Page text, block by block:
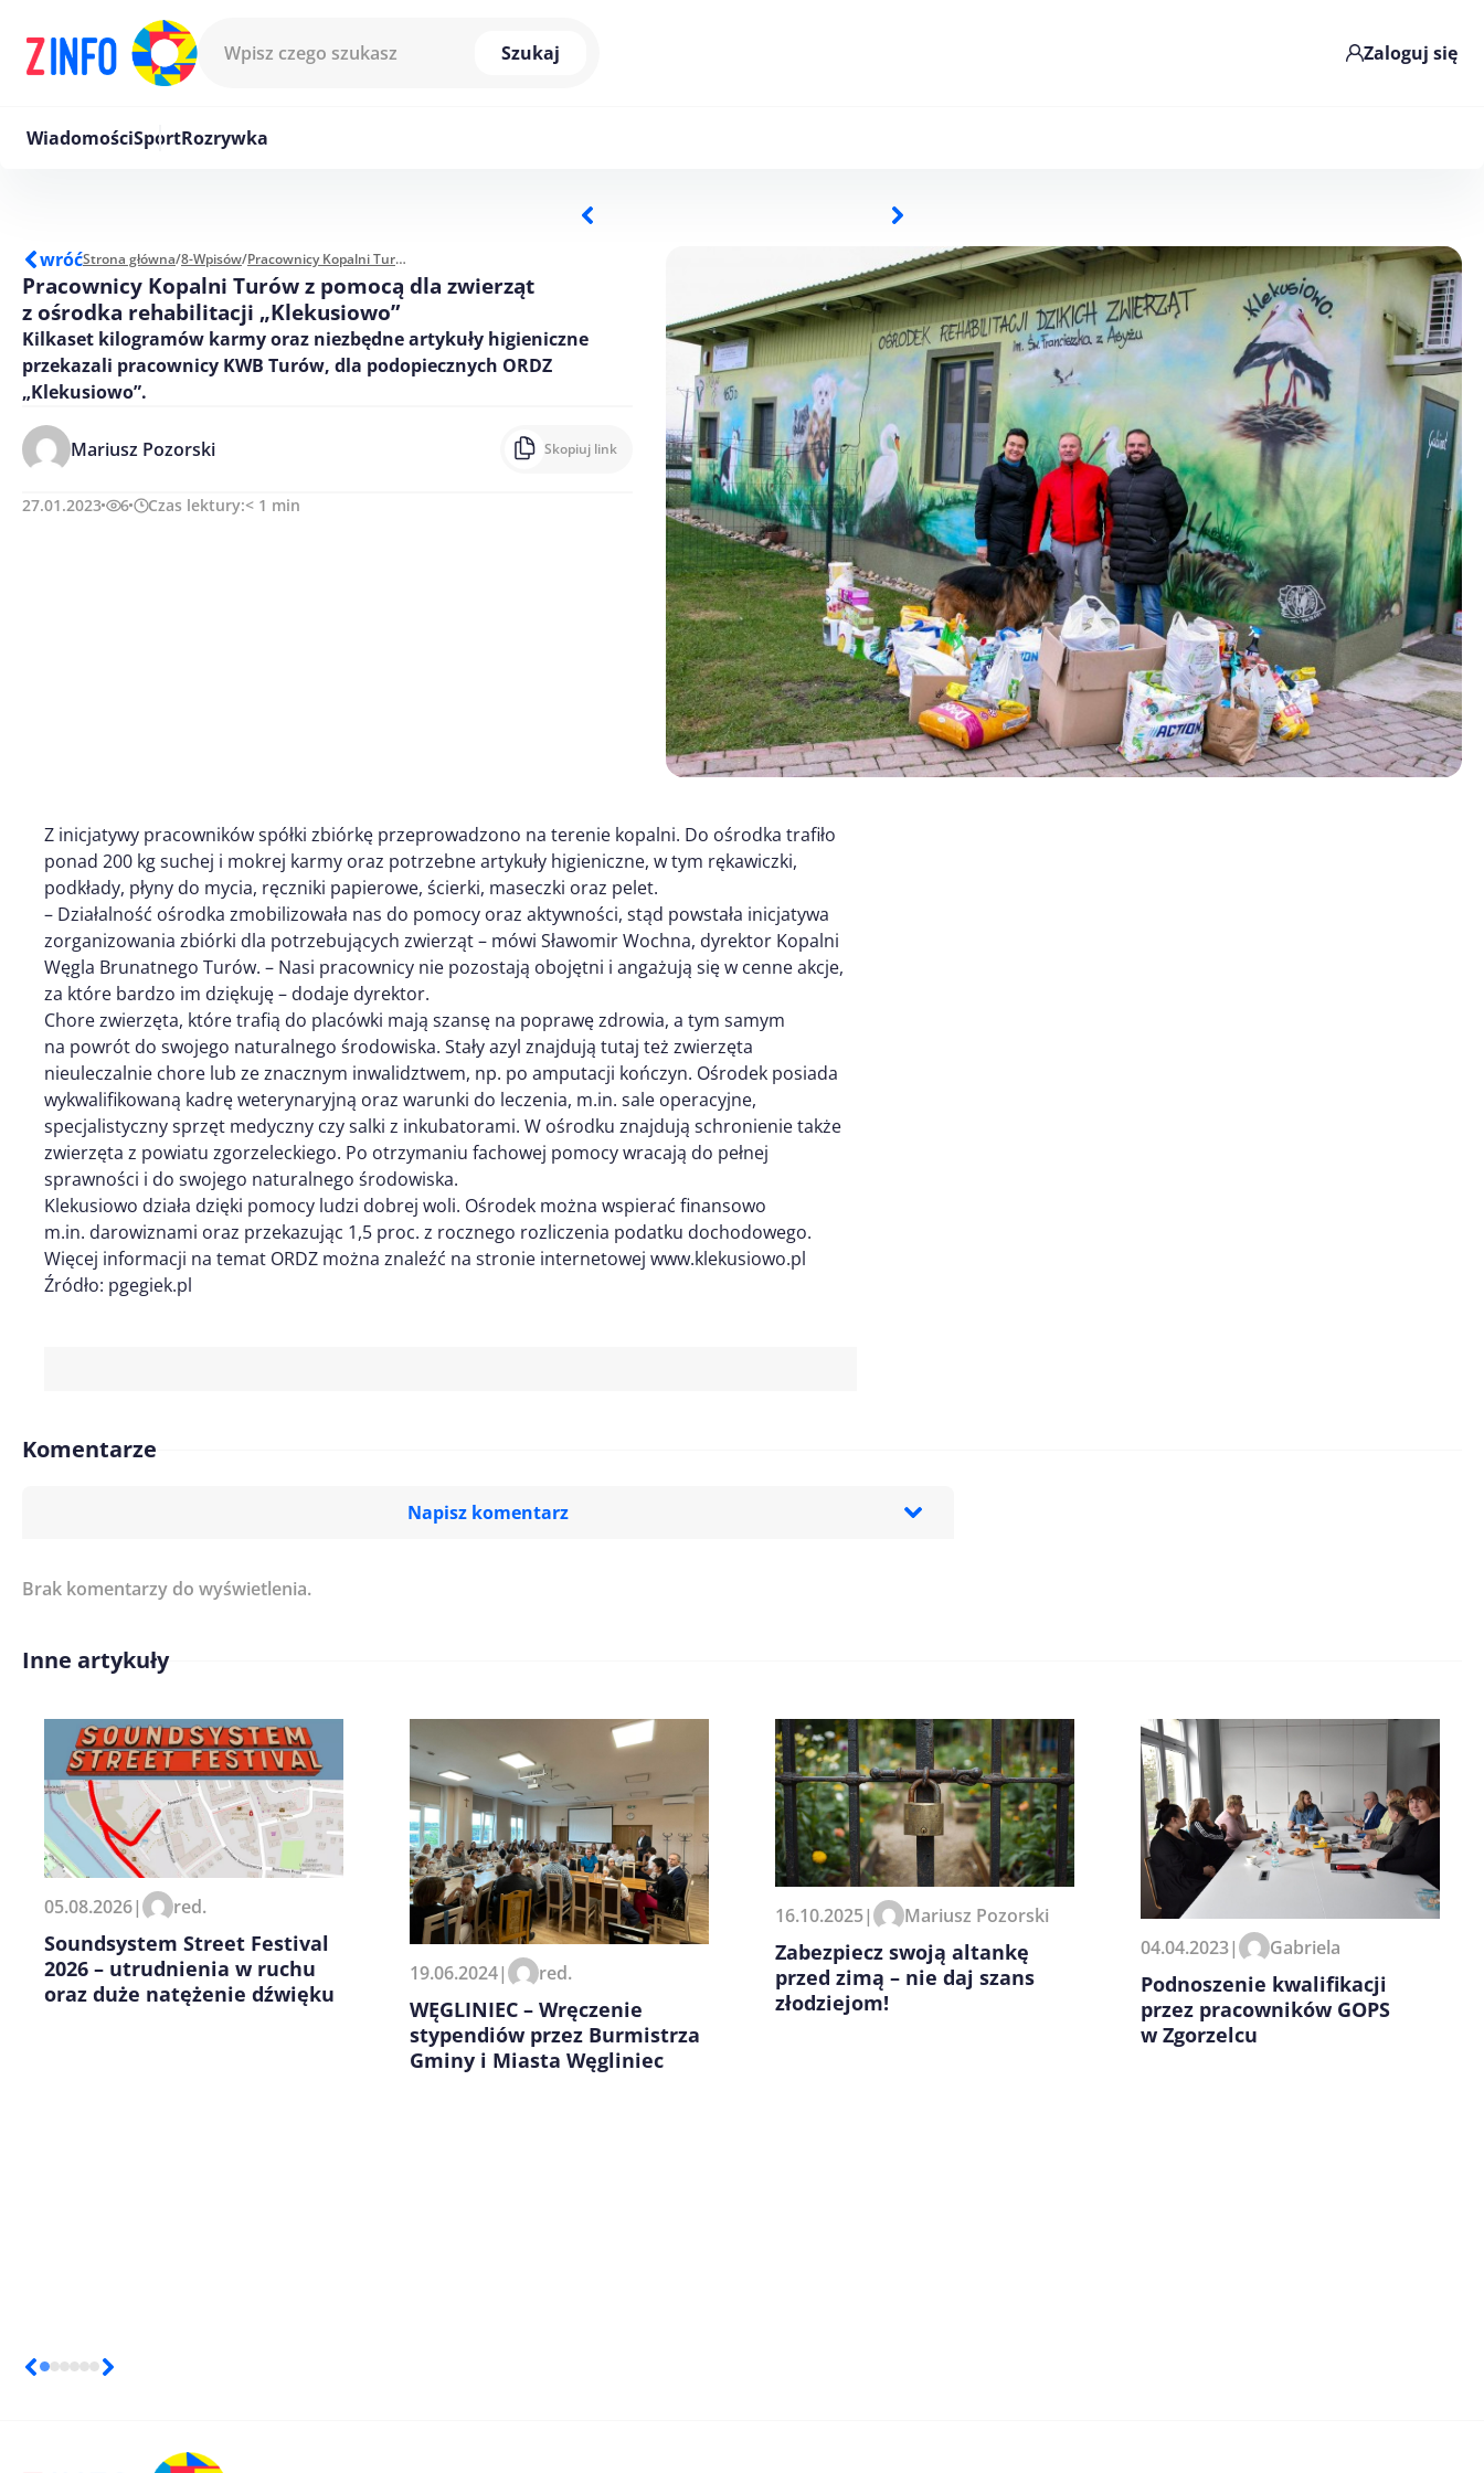
Szukaj
Zaloguj się
WiadomościSportRozrywka
wróćStrona główna/8-Wpisów/ Pracownicy Kopalni Turów z pomocą dla zwierząt z ośrodka rehabilitacji „Klekusiowo”
Pracownicy Kopalni Turów z pomocą dla zwierząt
z ośrodka rehabilitacji „Klekusiowo”
Kilkaset kilogramów karmy oraz niezbędne artykuły higieniczne
przekazali pracownicy KWB Turów, dla podopiecznych ORDZ
„Klekusiowo”.
Mariusz Pozorski Skopiuj link
27.01.2023 6 Czas lektury:< 1 min
Z inicjatywy pracowników spółki zbiórkę przeprowadzono na terenie kopalni. Do ośrodka trafiło
ponad 200 kg suchej i mokrej karmy oraz potrzebne artykuły higieniczne, w tym rękawiczki,
podkłady, płyny do mycia, ręczniki papierowe, ścierki, maseczki oraz pelet.
– Działalność ośrodka zmobilizowała nas do pomocy oraz aktywności, stąd powstała inicjatywa
zorganizowania zbiórki dla potrzebujących zwierząt – mówi Sławomir Wochna, dyrektor Kopalni
Węgla Brunatnego Turów. – Nasi pracownicy nie pozostają obojętni i angażują się w cenne akcje,
za które bardzo im dziękuję – dodaje dyrektor.
Chore zwierzęta, które trafią do placówki mają szansę na poprawę zdrowia, a tym samym
na powrót do swojego naturalnego środowiska. Stały azyl znajdują tutaj też zwierzęta
nieuleczalnie chore lub ze znacznym inwalidztwem, np. po amputacji kończyn. Ośrodek posiada
wykwalifikowaną kadrę weterynaryjną oraz warunki do leczenia, m.in. sale operacyjne,
specjalistyczny sprzęt medyczny czy salki z inkubatorami. W ośrodku znajdują schronienie także
zwierzęta z powiatu zgorzeleckiego. Po otrzymaniu fachowej pomocy wracają do pełnej
sprawności i do swojego naturalnego środowiska.
Klekusiowo działa dzięki pomocy ludzi dobrej woli. Ośrodek można wspierać finansowo
m.in. darowiznami oraz przekazując 1,5 proc. z rocznego rozliczenia podatku dochodowego.
Więcej informacji na temat ORDZ można znaleźć na stronie internetowej www.klekusiowo.pl
Źródło: pgegiek.pl
Komentarze
Napisz komentarz
Imię/ Nick*
Zapamiętaj moje dane w tej przeglądarce podczas pisania
Brak komentarzy do wyświetlenia.
Inne artykuły
05.08.2026| red.
Soundsystem Street Festival
2026 – utrudnienia w ruchu
oraz duże natężenie dźwięku
19.06.2024| red.
WĘGLINIEC – Wręczenie
stypendiów przez Burmistrza
Gminy i Miasta Węgliniec
16.10.2025| Mariusz Pozorski
Zabezpiecz swoją altankę
przed zimą – nie daj szans
złodziejom!
04.04.2023| Gabriela
Podnoszenie kwalifikacji
przez pracowników GOPS
w Zgorzelcu